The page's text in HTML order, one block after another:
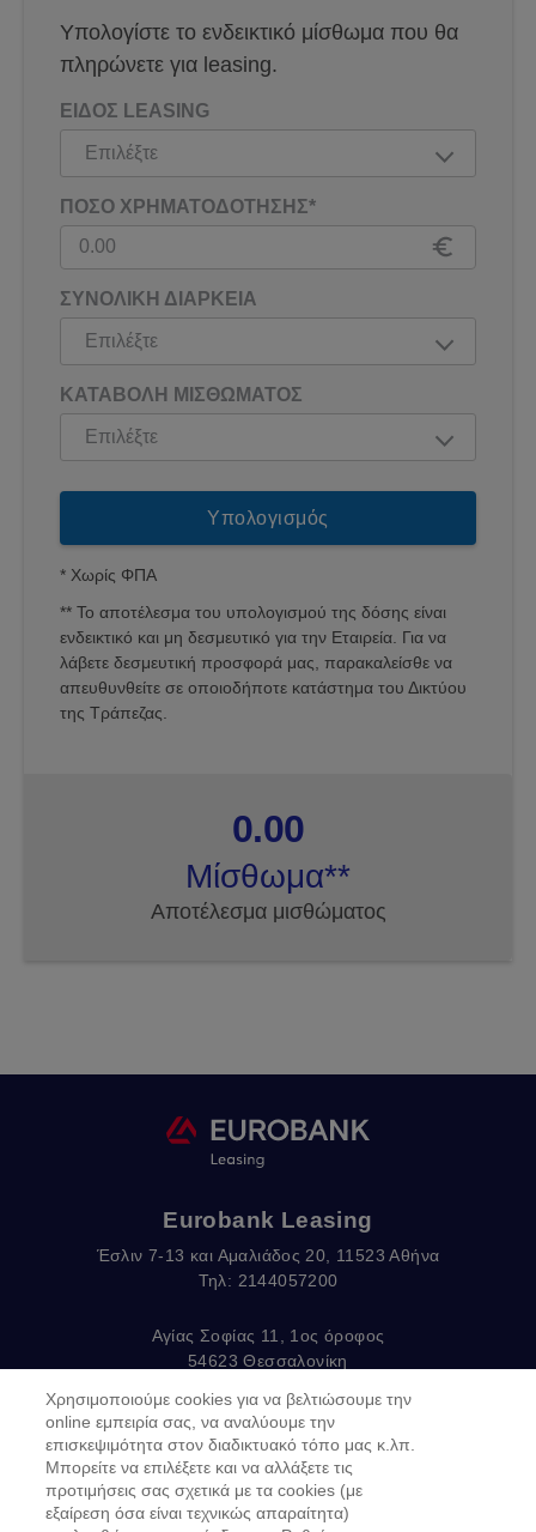
Υπολογίστε το ενδεικτικό μίσθωμα που θα
πληρώνετε για leasing.
ΕΙΔΟΣ LEASING
ΠΟΣΟ ΧΡΗΜΑΤΟΔΟΤΗΣΗΣ*
ΣΥΝΟΛΙΚΗ ΔΙΑΡΚΕΙΑ
ΚΑΤΑΒΟΛΗ ΜΙΣΘΩΜΑΤΟΣ
* Χωρίς ΦΠΑ
** Το αποτέλεσμα του υπολογισμού της δόσης είναι
ενδεικτικό και μη δεσμευτικό για την Εταιρεία. Για να
λάβετε δεσμευτική προσφορά μας, παρακαλείσθε να
απευθυνθείτε σε οποιοδήποτε κατάστημα του Δικτύου
της Τράπεζας.
0.00
Μίσθωμα**
Αποτέλεσμα μισθώματος
Eurobank Leasing
Έσλιν 7-13 και Αμαλιάδος 20, 11523 Αθήνα
Τηλ: 2144057200
Αγίας Σοφίας 11, 1ος όροφος
54623 Θεσσαλονίκη
email:EurobankLeasing@eurobank.gr
Copyright © 2019
Χρησιμοποιούμε cookies για να βελτιώσουμε την
online εμπειρία σας, να αναλύουμε την
επισκεψιμότητα στον διαδικτυακό τόπο μας κ.λπ.
Μπορείτε να επιλέξετε και να αλλάξετε τις
προτιμήσεις σας σχετικά με τα cookies (με
εξαίρεση όσα είναι τεχνικώς απαραίτητα)